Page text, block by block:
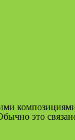
это